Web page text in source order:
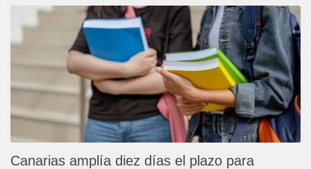
Canarias amplía diez días el plazo para